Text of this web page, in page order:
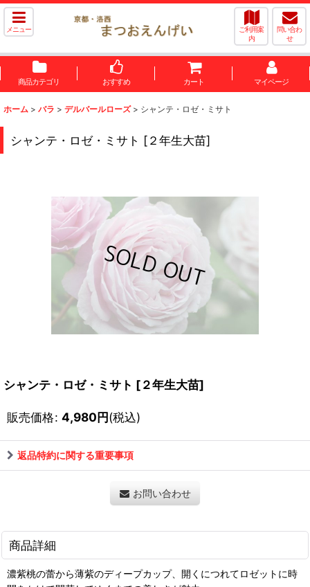
メニュー
ご利用案
内
問い合わ
せ
商品カテゴリ おすすめ カート マイページ
ホーム > バラ > デルバールローズ > シャンテ・ロゼ・ミサト
シャンテ・ロゼ・ミサト [２年生大苗]
シャンテ・ロゼ・ミサト [２年生大苗]
販売価格: 4,980円(税込)
返品特約に関する重要事項
お問い合わせ
商品詳細
濃紫桃の蕾から薄紫のディープカップ、開くにつれてロゼットに時